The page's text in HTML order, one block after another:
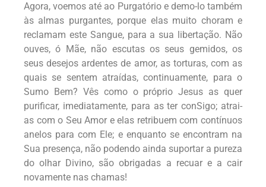
Agora, voemos até ao Purgatório e demo-lo também
às almas purgantes, porque elas muito choram e
reclamam este Sangue, para a sua libertação. Não
ouves, ó Mãe, não escutas os seus gemidos, os
seus desejos ardentes de amor, as torturas, com as
quais se sentem atraídas, continuamente, para o
Sumo Bem? Vês como o próprio Jesus as quer
purificar, imediatamente, para as ter conSigo; atrai-
as com o Seu Amor e elas retribuem com contínuos
anelos para com Ele; e enquanto se encontram na
Sua presença, não podendo ainda suportar a pureza
do olhar Divino, são obrigadas a recuar e a cair
novamente nas chamas!